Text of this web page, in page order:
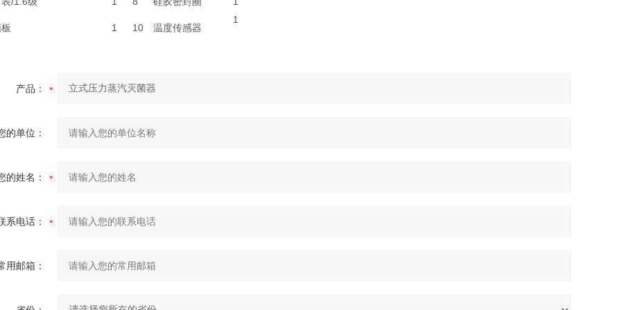
1 10 温度传感器
1
产品：
的单位：
的姓名：
系电话：
用邮箱：